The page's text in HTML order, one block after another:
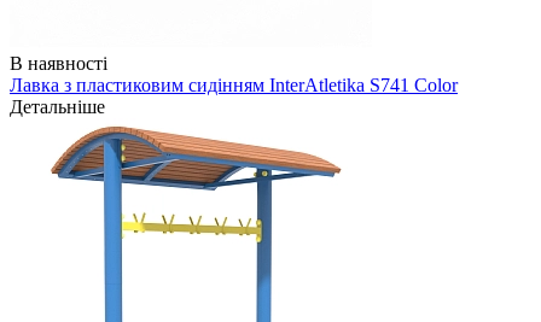
В наявності
Лавка з пластиковим сидінням InterAtletika S741 Color
Детальніше